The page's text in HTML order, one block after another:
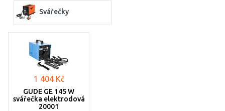
Svářečky
1 404 Kč
GÜDE GE 145 W
svářečka elektrodová
20001